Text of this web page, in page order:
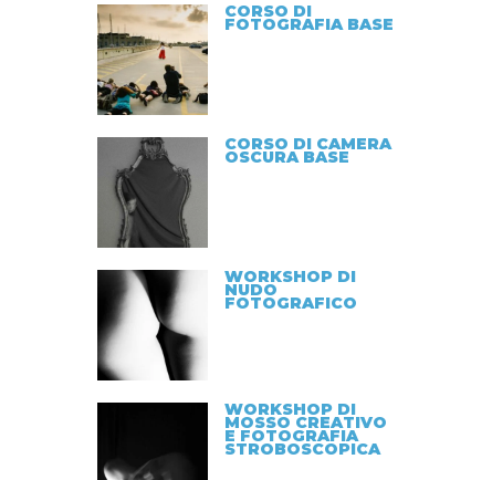
CORSO DI
FOTOGRAFIA BASE
CORSO DI CAMERA
OSCURA BASE
WORKSHOP DI
NUDO
FOTOGRAFICO
WORKSHOP DI
MOSSO CREATIVO
E FOTOGRAFIA
STROBOSCOPICA